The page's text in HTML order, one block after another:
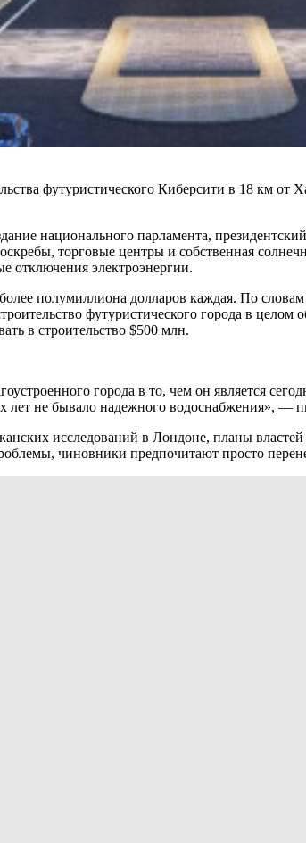
футуристического Киберсити в 18 км
национального парламента,
торговые центры и собственная
отключения электроэнергии.
полумиллиона долларов каждая. По
футуристического города в целом
в строительство $500 млн.
города в то, чем он является
лет не бывало надежного водоснабжения», —
исследований в Лондоне, планы
чиновники предпочитают просто